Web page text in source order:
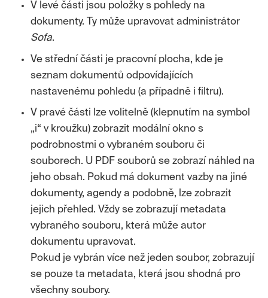
V levé části jsou položky s pohledy na
dokumenty. Ty může upravovat administrátor
Sofa.
Ve střední části je pracovní plocha, kde je
seznam dokumentů odpovídajících
nastavenému pohledu (a případně i filtru).
V pravé části lze volitelně (klepnutím na symbol
„i“ v kroužku) zobrazit modální okno s
podrobnostmi o vybraném souboru či
souborech. U PDF souborů se zobrazí náhled na
jeho obsah. Pokud má dokument vazby na jiné
dokumenty, agendy a podobně, lze zobrazit
jejich přehled. Vždy se zobrazují metadata
vybraného souboru, která může autor
dokumentu upravovat.
Pokud je vybrán více než jeden soubor, zobrazují
se pouze ta metadata, která jsou shodná pro
všechny soubory.